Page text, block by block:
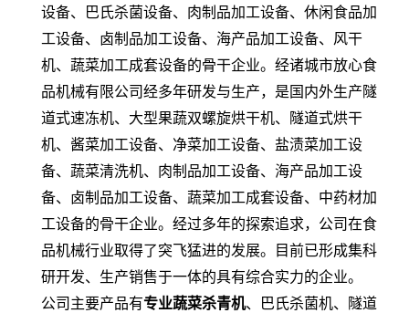
设备、巴氏杀菌设备、肉制品加工设备、休闲食品加
工设备、卤制品加工设备、海产品加工设备、风干
机、蔬菜加工成套设备的骨干企业。经诸城市放心食
品机械有限公司经多年研发与生产，是国内外生产隧
道式速冻机、大型果蔬双螺旋烘干机、隧道式烘干
机、酱菜加工设备、净菜加工设备、盐渍菜加工设
备、蔬菜清洗机、肉制品加工设备、海产品加工设
备、卤制品加工设备、蔬菜加工成套设备、中药材加
工设备的骨干企业。经过多年的探索追求，公司在食
品机械行业取得了突飞猛进的发展。目前已形成集科
研开发、生产销售于一体的具有综合实力的企业。
公司主要产品有专业蔬菜杀青机、巴氏杀菌机、隧道